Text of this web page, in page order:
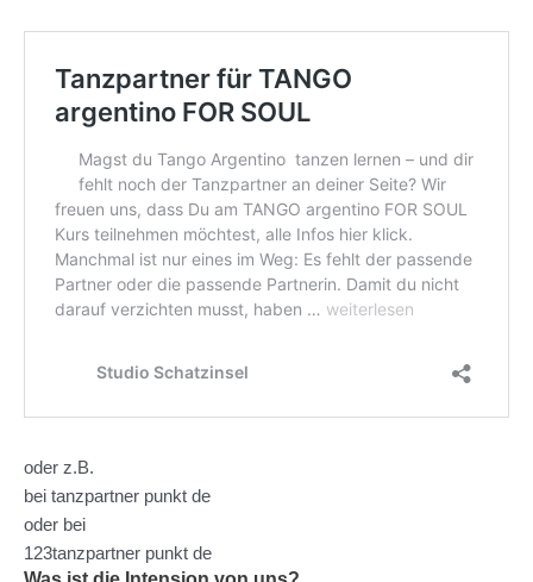
oder z.B.
bei tanzpartner punkt de
oder bei
123tanzpartner punkt de